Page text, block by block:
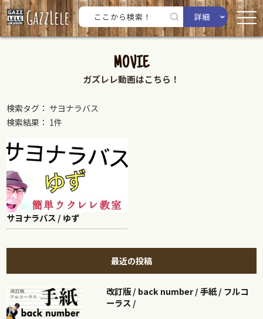
詳細
MOVIE
ガズレレ動画はこちら！
検索タグ： サヨナラバス
検索結果： 1件
サヨナラバス / ゆず
最近の投稿
改訂版 / back number / 手紙 / フルコ
ーラス /